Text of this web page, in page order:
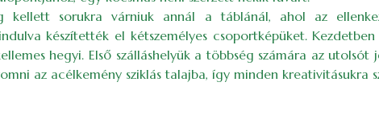
sorukra várniuk annál a táblánál, ahol az
készítették el kétszemélyes csoportképüket.
hegyi. Első szálláshelyük a többség számára az
az acélkemény sziklás talajba, így minden kreativitásukra